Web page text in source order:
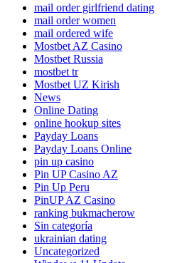
mail order girlfriend dating
mail order women
mail ordered wife
Mostbet AZ Casino
Mostbet Russia
mostbet tr
Mostbet UZ Kirish
News
Online Dating
online hookup sites
Payday Loans
Payday Loans Online
pin up casino
Pin UP Casino AZ
Pin Up Peru
PinUP AZ Casino
ranking bukmacherow
Sin categoría
ukrainian dating
Uncategorized